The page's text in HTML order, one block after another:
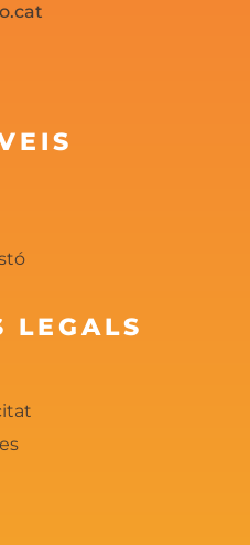
LEGALS